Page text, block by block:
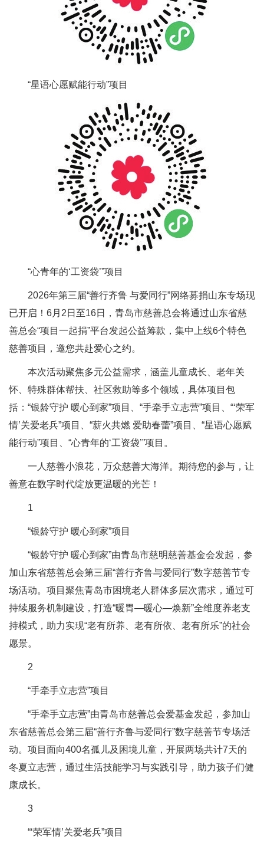
“星语心愿赋能行动”项目
“心青年的‘工资袋’”项目
2026年第三届“善行齐鲁 与爱同行”网络募捐山东专场现
已开启！6月2日至16日，青岛市慈善总会将通过山东省慈
善总会“项目一起捐”平台发起公益筹款，集中上线6个特色
慈善项目，邀您共赴爱心之约。
本次活动聚焦多元公益需求，涵盖儿童成长、老年关
怀、特殊群体帮扶、社区救助等多个领域，具体项目包
括：“银龄守护 暖心到家”项目、“手牵手立志营”项目、“‘荣军
情’关爱老兵”项目、“薪火共燃 爱助春蕾”项目、“星语心愿赋
能行动”项目、“心青年的‘工资袋’”项目。
一人慈善小浪花，万众慈善大海洋。期待您的参与，让
善意在数字时代绽放更温暖的光芒！
1
“银龄守护 暖心到家”项目
“银龄守护 暖心到家”由青岛市慈明慈善基金会发起，参
加山东省慈善总会第三届“善行齐鲁与爱同行”数字慈善节专
场活动。项目聚焦青岛市困境老人群体多层次需求，通过可
持续服务机制建设，打造“暖胃—暖心—焕新”全维度养老支
持模式，助力实现“老有所养、老有所依、老有所乐”的社会
愿景。
2
“手牵手立志营”项目
“手牵手立志营”由青岛市慈善总会爱基金发起，参加山
东省慈善总会第三届“善行齐鲁与爱同行”数字慈善节专场活
动。项目面向400名孤儿及困境儿童，开展两场共计7天的
冬夏立志营，通过生活技能学习与实践引导，助力孩子们健
康成长。
3
“‘荣军情’关爱老兵”项目